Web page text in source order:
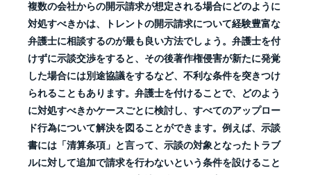
複数の会社からの開示請求が想定される場合にどのように
対処すべきかは、トレントの開示請求について経験豊富な
弁護士に相談するのが最も良い方法でしょう。弁護士を付
けずに示談交渉をすると、その後著作権侵害が新たに発覚
した場合には別途協議をするなど、不利な条件を突きつけ
られることもあります。弁護士を付けることで、どのよう
に対処すべきかケースごとに検討し、すべてのアップロー
ド行為について解決を図ることができます。例えば、示談
書には「清算条項」と言って、示談の対象となったトラブ
ルに対して追加で請求を行わないという条件を設けること